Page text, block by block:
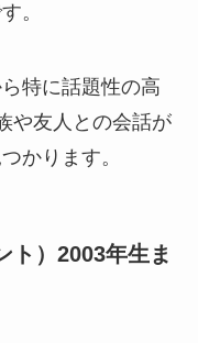
。
特に話題性の高
や友人との会話が
かります。
ト）2003年生ま